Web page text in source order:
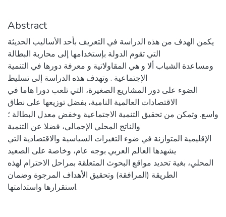
Abstract
يكمن الهدف من هذه الدراسة في التعريف بأحد الأساليب الحديثة
التي تقوم الدولة بإستخدامها إلى محاربة البطالة
ومساعدة الشباب ألا و هي المقاولاتية و معرفة دورها في التنمية
الإجتماعية . وتهدف هذه الدراسة إلى تسليط
الضوء على دور المشاريع الصغيرة، التي تلعب دورا هاما في
الاقتصادات العالمية النامية، بفضل توزيعها على نطاق
واسع. وتمكن من تحقيق التنمية الاجتماعية وخفض معدل البطالة ؛
والناتج المحلي الإجمالي، فضلا عن التنمية
الإقليمية المتوازنة في ضوء التغيرات السياسية والاقتصادية التي
يشهدها العالم العربي بوجه عام، وخاصة على الصعيد
المحلي، بغية تحديد مواقع البحوث المتعلقة بمراحل الاحترام لهذه
الطريقة (المرافقة) وتحقيق الأهداف المرجوة وضمان
استقرارها واستدامتها.